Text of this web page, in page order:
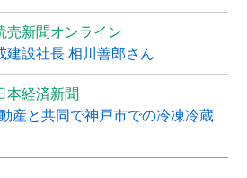
売新聞オンライン
建設社長 相川善郎さん
本経済新聞
産と共同で神戸市での冷凍冷蔵